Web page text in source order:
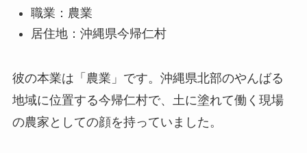
職業：農業
居住地：沖縄県今帰仁村
彼の本業は「農業」です。沖縄県北部のやんばる
地域に位置する今帰仁村で、土に塗れて働く現場
の農家としての顔を持っていました。